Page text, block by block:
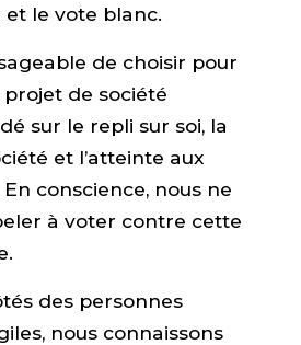
et le vote blanc.
de choisir pour
de société
sur le repli sur soi, la
et l’atteinte aux
conscience, nous ne
à voter contre cette
des personnes
nous connaissons